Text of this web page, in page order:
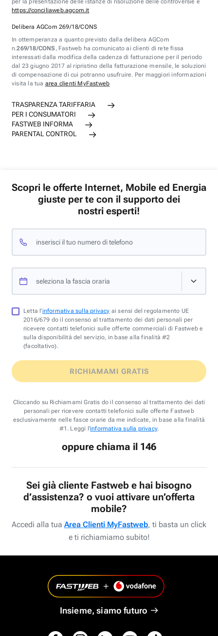
per la presentazione delle istanze di risoluzione delle controversie è
https://conciliaweb.agcom.it
Delibera AGCom 269/18/CONS
In ottemperanza a quanto previsto dalla delibera AGCom
n.269/18/CONS , Fastweb ha comunicato ai clienti di rete fissa
interessati dalla modifica della cadenza di fatturazione per il periodo
dal 23 giugno 2017 al ripristino della fatturazione mensile, le soluzioni
di compensazione di cui potranno usufruire. Per maggiori informazioni
visita la tua area clienti MyFastweb
TRASPARENZA TARIFFARIA
PER I CONSUMATORI
FASTWEB INFORMA
PARENTAL CONTROL
Scopri le offerte Internet, Mobile ed Energia
giuste per te con il supporto dei
nostri esperti!
inserisci il tuo numero di telefono
seleziona la fascia oraria
Letta l'informativa sulla privacy ai sensi del regolamento UE
2016/679 do il consenso al trattamento dei dati personali per
ricevere contatti telefonici sulle offerte commerciali di Fastweb e
sulla disponibilità del servizio, in base alla finalità #2
(facoltativo).
RICHIAMAMI GRATIS
Cliccando su Richiamami Gratis do il consenso al trattamento dei dati
personali per ricevere contatti telefonici sulle offerte Fastweb
esclusivamente nelle fasce orarie da me indicate, in base alla finalità
#1. Leggi l'informativa sulla privacy.
oppure chiama il 146
Sei già cliente Fastweb e hai bisogno
d’assistenza? o vuoi attivare un’offerta
mobile?
Accedi alla tua Area Clienti MyFastweb, ti basta un click
e ti richiamiamo subito!
Insieme, siamo futuro